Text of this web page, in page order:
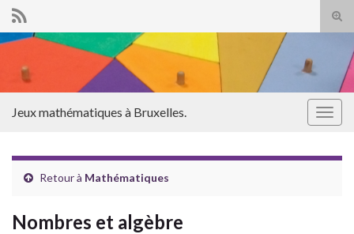
Search for:
Jeux mathématiques à Bruxelles.
Retour à Mathématiques
Nombres et algèbre